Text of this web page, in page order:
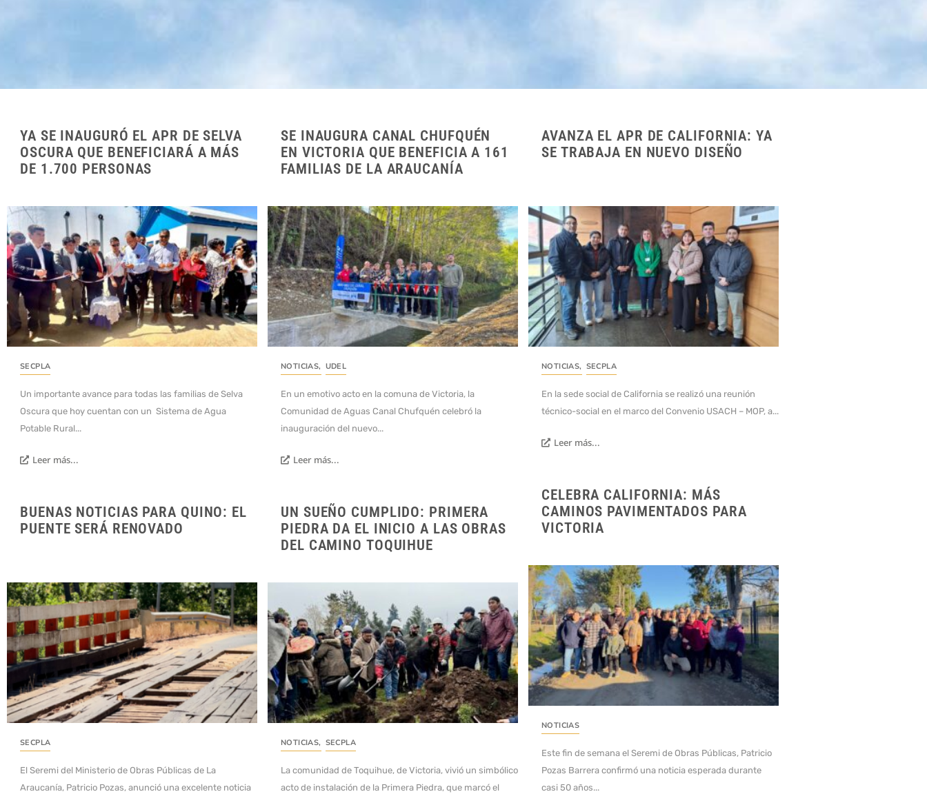
YA SE INAUGURÓ EL APR DE SELVA
OSCURA QUE BENEFICIARÁ A MÁS
DE 1.700 PERSONAS
SECPLA
Un importante avance para todas las familias de Selva
Oscura que hoy cuentan con un Sistema de Agua
Potable Rural...
Leer más...
SE INAUGURA CANAL CHUFQUÉN
EN VICTORIA QUE BENEFICIA A 161
FAMILIAS DE LA ARAUCANÍA
NOTICIAS, UDEL
En un emotivo acto en la comuna de Victoria, la
Comunidad de Aguas Canal Chufquén celebró la
inauguración del nuevo...
Leer más...
AVANZA EL APR DE CALIFORNIA: YA
SE TRABAJA EN NUEVO DISEÑO
NOTICIAS, SECPLA
En la sede social de California se realizó una reunión
técnico-social en el marco del Convenio USACH – MOP, a...
Leer más...
CELEBRA CALIFORNIA: MÁS
CAMINOS PAVIMENTADOS PARA
VICTORIA
NOTICIAS
Este fin de semana el Seremi de Obras Públicas, Patricio
Pozas Barrera confirmó una noticia esperada durante
casi 50 años...
BUENAS NOTICIAS PARA QUINO: EL
PUENTE SERÁ RENOVADO
SECPLA
El Seremi del Ministerio de Obras Públicas de La
Araucanía, Patricio Pozas, anunció una excelente noticia
UN SUEÑO CUMPLIDO: PRIMERA
PIEDRA DA EL INICIO A LAS OBRAS
DEL CAMINO TOQUIHUE
NOTICIAS, SECPLA
La comunidad de Toquihue, de Victoria, vivió un simbólico
acto de instalación de la Primera Piedra, que marcó el